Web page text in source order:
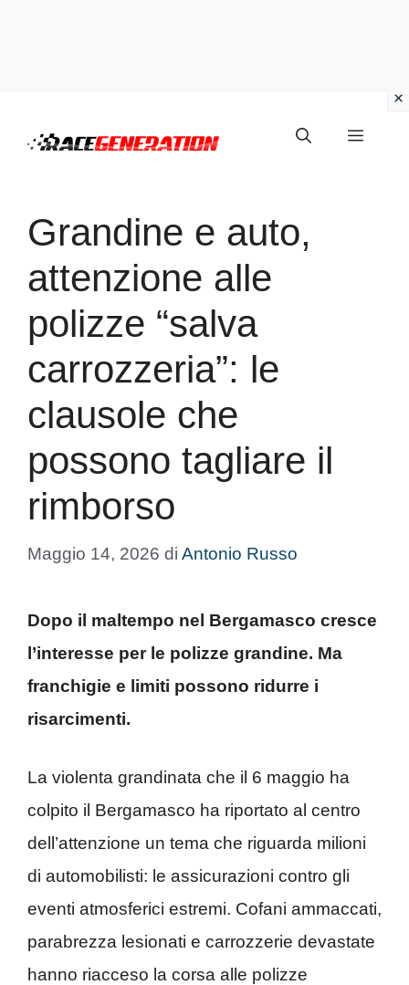
Menu
Grandine e auto,
attenzione alle
polizze “salva
carrozzeria”: le
clausole che
possono tagliare il
rimborso
Maggio 14, 2026 di Antonio Russo
Dopo il maltempo nel Bergamasco cresce
l’interesse per le polizze grandine. Ma
franchigie e limiti possono ridurre i
risarcimenti.
La violenta grandinata che il 6 maggio ha
colpito il Bergamasco ha riportato al centro
dell’attenzione un tema che riguarda milioni
di automobilisti: le assicurazioni contro gli
eventi atmosferici estremi. Cofani ammaccati,
parabrezza lesionati e carrozzerie devastate
hanno riacceso la corsa alle polizze